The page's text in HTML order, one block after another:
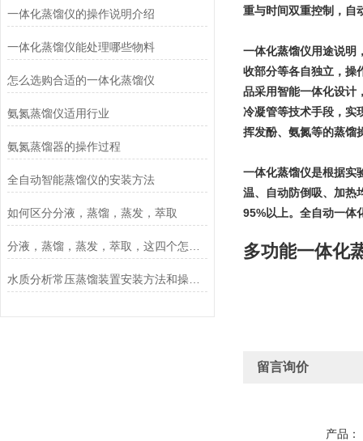
一体化蒸馏仪的操作说明介绍
一体化蒸馏仪能处理哪些物料
怎么选购合适的一体化蒸馏仪
氨氮蒸馏仪适用行业
氨氮蒸馏器的操作过程
全自动智能蒸馏仪的安装方法
如何区分分液，蒸馏，蒸发，萃取
水质分析常压蒸馏装置安装方法和操作流程
重与时间双重控制，自
一体化蒸馏仪用途说明
收部分等各自独立，操
品采用智能一体化设计
冷凝管等技术手段，实
挥发酚、氨氮等的蒸馏
一体化蒸馏仪是根据实
温、自动防倒吸、加热
95%以上。全自动一体
多功能一体化
留言询价
产品：